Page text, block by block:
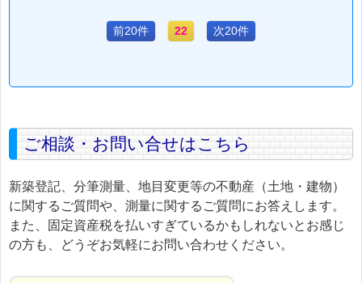
前20件 22 次20件
ご相談・お問い合せはこちら
新築登記、分筆測量、地目変更等の不動産（土地・建物）
に関するご質問や、測量に関するご質問にお答えします。
また、固定資産税を払いすぎているかもしれないとお感じ
の方も、どうぞお気軽にお問い合わせください。